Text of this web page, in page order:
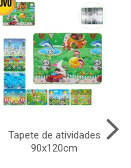
Tapete de atividades
90x120cm